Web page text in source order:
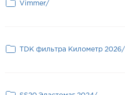
Vimmer/
TDK фильтра Километр 2026/